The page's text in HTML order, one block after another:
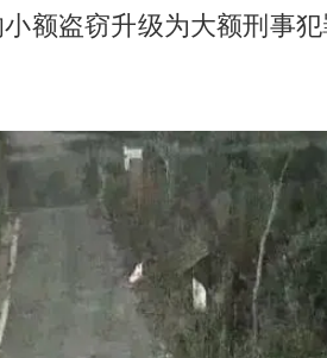
额盗窃升级为大额刑事犯